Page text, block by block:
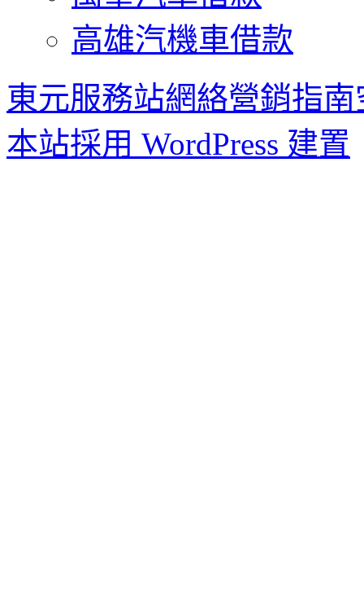
高雄汽機車借款
東元服務站網絡營銷指南
本站採用 WordPress 建置